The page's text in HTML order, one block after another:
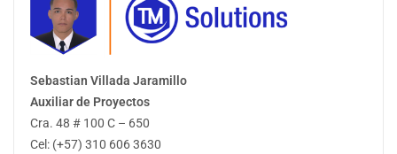
Sebastian Villada Jaramillo
Auxiliar de Proyectos
Cra. 48 # 100 C – 650
Cel: (+57) 310 606 3630